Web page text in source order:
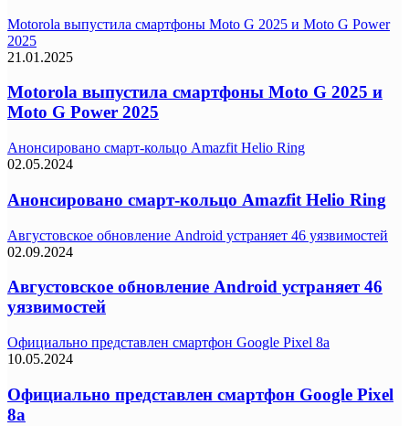
Motorola выпустила смартфоны Moto G 2025 и Moto G Power
2025
21.01.2025
Motorola выпустила смартфоны Moto G 2025 и
Moto G Power 2025
Анонсировано смарт-кольцо Amazfit Helio Ring
02.05.2024
Анонсировано смарт-кольцо Amazfit Helio Ring
Августовское обновление Android устраняет 46 уязвимостей
02.09.2024
Августовское обновление Android устраняет 46
уязвимостей
Официально представлен смартфон Google Pixel 8a
10.05.2024
Официально представлен смартфон Google Pixel
8a